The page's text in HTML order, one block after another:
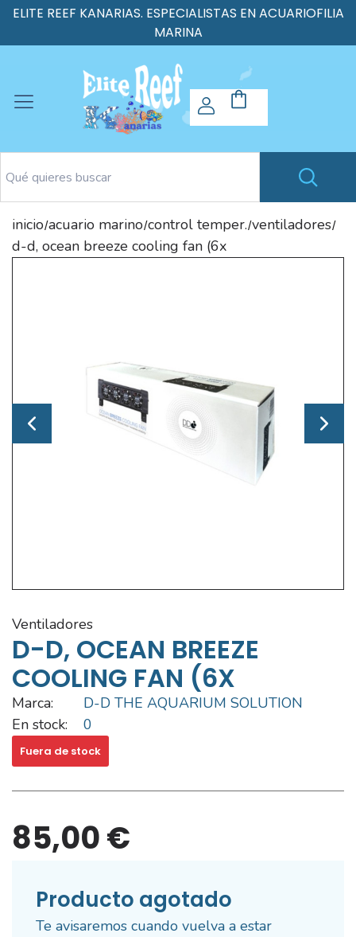
ELITE REEF KANARIAS. ESPECIALISTAS EN ACUARIOFILIA
MARINA
inicio/acuario marino/control temper./ventiladores/
d-d, ocean breeze cooling fan (6x
ventiladores
D-D, OCEAN BREEZE
COOLING FAN (6X
Marca:
D-D THE AQUARIUM SOLUTION
En stock:
0
Fuera de stock
85,00 €
Producto agotado
Te avisaremos cuando vuelva a estar